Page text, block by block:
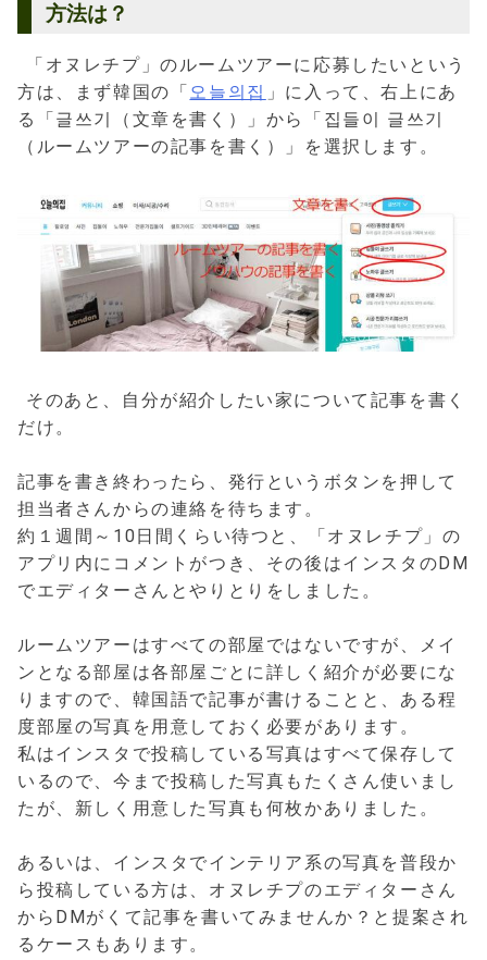
方法は？
「オヌレチプ」のルームツアーに応募したいという
方は、まず韓国の「 오늘의집 」に入って、右上にあ
る「글쓰기（文章を書く）」から「집들이 글쓰기
（ルームツアーの記事を書く）」を選択します。
そのあと、自分が紹介したい家について記事を書く
だけ。
記事を書き終わったら、発行というボタンを押して
担当者さんからの連絡を待ちます。
約１週間～10日間くらい待つと、「オヌレチプ」の
アプリ内にコメントがつき、その後はインスタのDM
でエディターさんとやりとりをしました。
ルームツアーはすべての部屋ではないですが、メイ
ンとなる部屋は各部屋ごとに詳しく紹介が必要にな
りますので、韓国語で記事が書けることと、ある程
度部屋の写真を用意しておく必要があります。
私はインスタで投稿している写真はすべて保存して
いるので、今まで投稿した写真もたくさん使いまし
たが、新しく用意した写真も何枚かありました。
あるいは、インスタでインテリア系の写真を普段か
ら投稿している方は、オヌレチプのエディターさん
からDMがくて記事を書いてみませんか？と提案され
るケースもあります。